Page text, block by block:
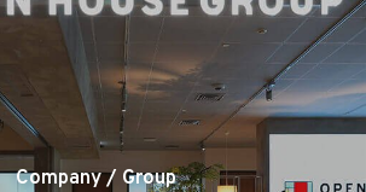
Company / Group